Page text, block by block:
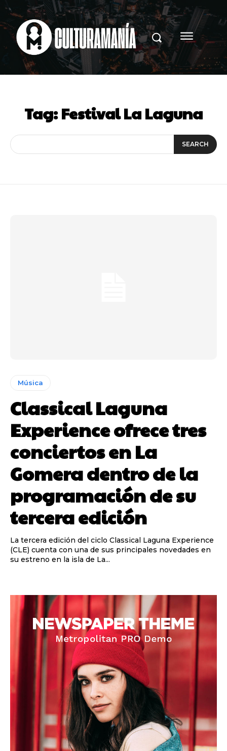
Tag:Festival La Laguna
SEARCH
Música
Classical Laguna
Experience ofrece tres
conciertos en La
Gomera dentro de la
programación de su
tercera edición
La tercera edición del ciclo Classical Laguna Experience
(CLE) cuenta con una de sus principales novedades en
su estreno en la isla de La...